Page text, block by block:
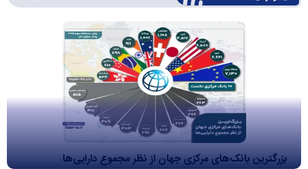
بزرگترین بانک‌های مرکزی جهان از نظر مجموع دارایی‌ها